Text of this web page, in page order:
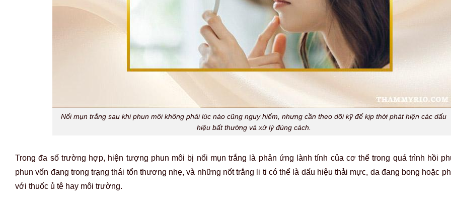
Nổi mụn trắng sau khi phun môi không phải lúc nào cũng nguy hiểm, nhưng cần theo dõi kỹ để kịp thời phát hiện các dấu
hiệu bất thường và xử lý đúng cách.
Trong đa số trường hợp, hiện tượng phun môi bị nổi mụn trắng là phản ứng lành tính của cơ thể trong quá trình hồi
phun vốn đang trong trạng thái tổn thương nhẹ, và những nốt trắng li ti có thể là dấu hiệu thải mực, da đang bong hoặc
với thuốc ủ tê hay môi trường.